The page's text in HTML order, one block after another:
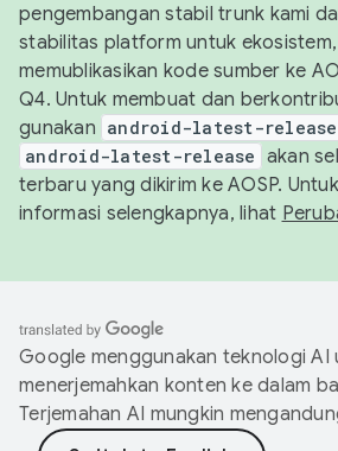
pengembangan stabil trunk kami
stabilitas platform untuk ekosistem,
memublikasikan kode sumber ke
Q4. Untuk membuat dan
gunakan android-latest-release
android-latest-release akan
terbaru yang dikirim ke AOSP.
informasi selengkapnya, lihat
Google menggunakan teknologi AI
menerjemahkan konten ke dalam
Terjemahan AI mungkin